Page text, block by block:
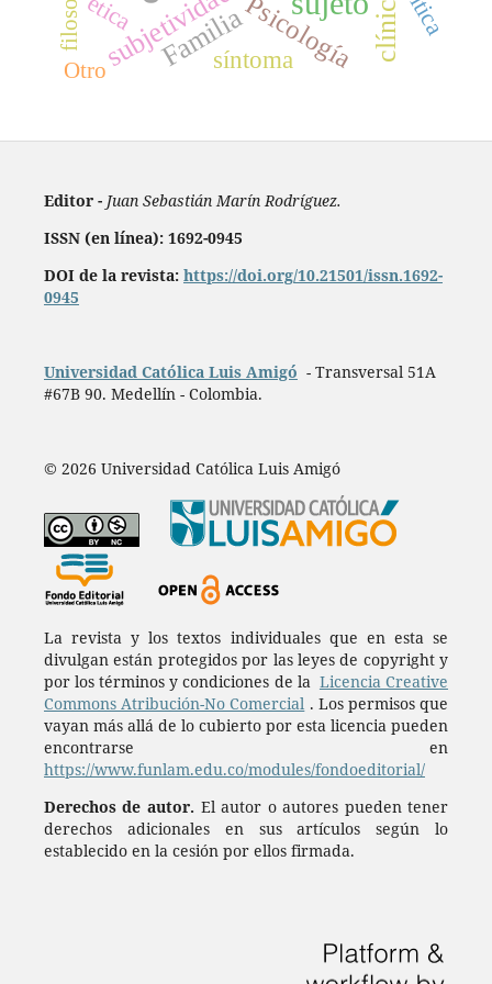
clínica
subjetividad
FamiliaPsicología
síntoma
ética
Otro
Editor - Juan Sebastián Marín Rodríguez.
ISSN (en línea): 1692-0945
DOI de la revista: https://doi.org/10.21501/issn.1692-
0945
Universidad Católica Luis Amigó - Transversal 51A
#67B 90. Medellín - Colombia.
© 2026 Universidad Católica Luis Amigó
La revista y los textos individuales que en esta se
divulgan están protegidos por las leyes de copyright y
por los términos y condiciones de la Licencia Creative
Commons Atribución-No Comercial . Los permisos que
vayan más allá de lo cubierto por esta licencia pueden
encontrarse en
https://www.funlam.edu.co/modules/fondoeditorial/
Derechos de autor. El autor o autores pueden tener
derechos adicionales en sus artículos según lo
establecido en la cesión por ellos firmada.